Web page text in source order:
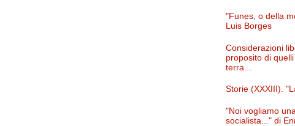
"Funes, o della
Luis Borges
Considerazioni
proposito di
terra...
Storie (XXXIII).
"Noi vogliamo
socialista..." di